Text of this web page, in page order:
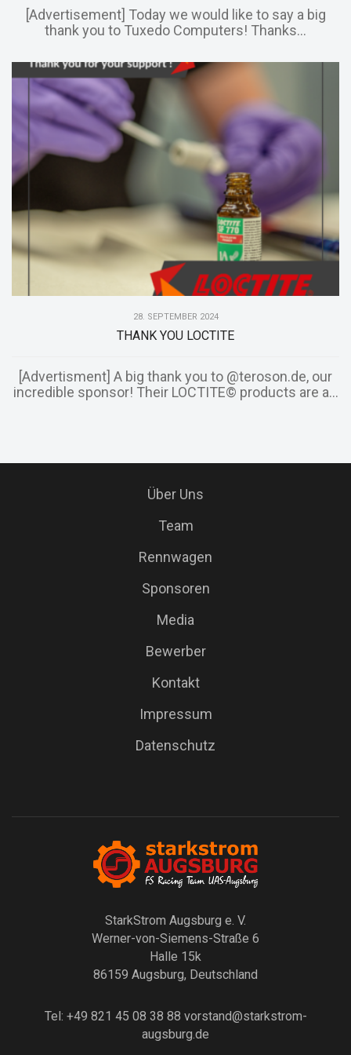
[Advertisement] Today we would like to say a big
thank you to Tuxedo Computers! Thanks...
28. SEPTEMBER 2024
THANK YOU LOCTITE
[Advertisment] A big thank you to @teroson.de, our
incredible sponsor! Their LOCTITE© products are a...
Über Uns
Team
Rennwagen
Sponsoren
Media
Bewerber
Kontakt
Impressum
Datenschutz
StarkStrom Augsburg e. V.
Werner-von-Siemens-Straße 6
Halle 15k
86159 Augsburg, Deutschland
Tel: +49 821 45 08 38 88 vorstand@starkstrom-
augsburg.de